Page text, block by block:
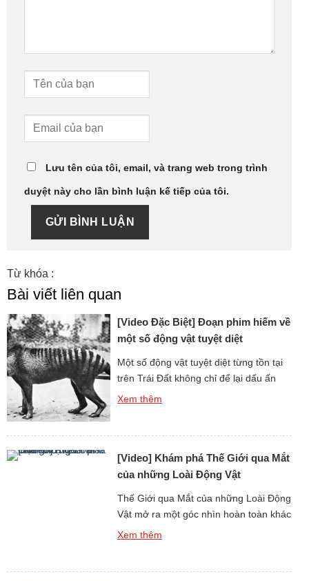
Lưu tên của tôi, email, và trang web trong trình
duyệt này cho lần bình luận kế tiếp của tôi.
GỬI BÌNH LUẬN
Từ khóa :
Bài viết liên quan
[Video Đặc Biệt] Đoạn phim hiếm về
một số động vật tuyệt diệt
Một số động vật tuyệt diệt từng tồn tại
trên Trái Đất không chỉ để lại dấu ấn
qua hóa thạch hay hình ảnh phục
hiếm, mô phỏng khoa học […]
Xem thêm
[Video] Khám phá Thế Giới qua Mắt
của những Loài Động Vật
Thế Giới qua Mắt của những Loài Động
Vật mở ra một góc nhìn hoàn toàn khác
biệt, không chỉ về thị giác mà còn về
Xem thêm